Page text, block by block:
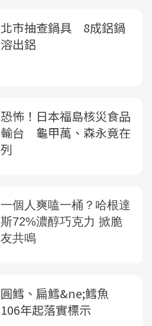
北市抽查鍋具 8成鋁鍋
溶出鋁
恐怖！日本福島核災食品
輸台 龜甲萬、森永竟在
列
圓鱈、扁鱈&ne;鱈魚
106年起落實標示